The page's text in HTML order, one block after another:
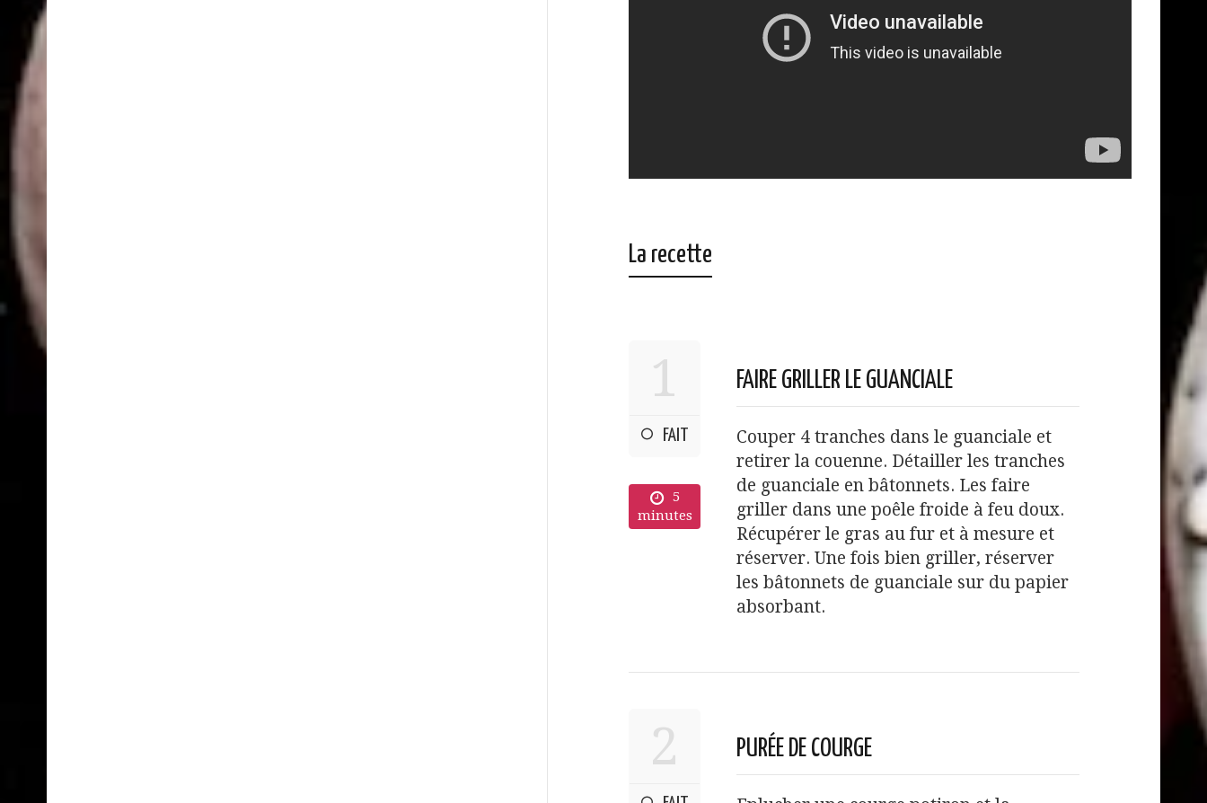
La recette
1
FAIT
5
minutes
FAIRE GRILLER LE GUANCIALE
Couper 4 tranches dans le guanciale et
retirer la couenne. Détailler les tranches
de guanciale en bâtonnets. Les faire
griller dans une poêle froide à feu doux.
Récupérer le gras au fur et à mesure et
réserver. Une fois bien griller, réserver
les bâtonnets de guanciale sur du papier
absorbant.
2 PURÉE DE COURGE